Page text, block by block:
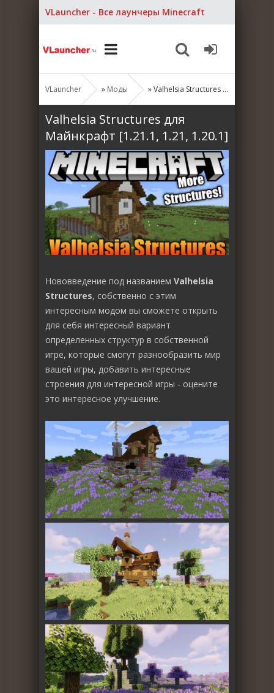
VLauncher - Все лаунчеры Minecraft
VLauncher » Моды » Valhelsia Structures для Майнкрафт [1.21.1, 1.21, 1.20.1]
Valhelsia Structures для
Майнкрафт [1.21.1, 1.21, 1.20.1]
Нововведение под названием Valhelsia
Structures, собственно с этим
интересным модом вы сможете открыть
для себя интересный вариант
определенных структур в собственной
игре, которые смогут разнообразить мир
вашей игры, добавить интересные
строения для интересной игры - оцените
это интересное улучшение.